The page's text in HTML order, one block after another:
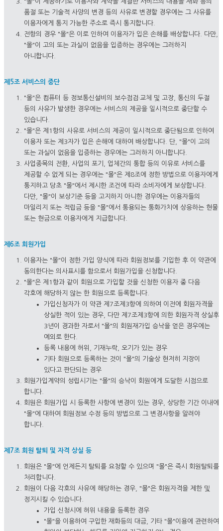
"몰"이 제공하기로 이용자와 계약을 체결한 서비스의 내용을 재화 등의
품절 또는 기술적 사양의 변경 등의 사유로 변경할 경우에는 그 사유를
이용자에게 통지 가능한 주소로 즉시 통지합니다.
전항의 경우 "몰"은 이로 인하여 이용자가 입은 손해를 배상합니다. 다만,
"몰"이 고의 또는 과실이 없음을 입증하는 경우에는 그러하지
아니합니다.
제5조 서비스의 중단
"몰"은 컴퓨터 등 정보통신설비의 보수점검·교체 및 고장, 통신의 두절
등의 사유가 발생한 경우에는 서비스의 제공을 일시적으로 중단할 수
있습니다.
"몰"은 제1항의 사유로 서비스의 제공이 일시적으로 중단됨으로 인하여
이용자 또는 제3자가 입은 손해에 대하여 배상합니다. 단, "몰"이 고의
또는 과실이 없음을 입증하는 경우에는 그러하지 아니합니다.
사업종목의 전환, 사업의 포기, 업체간의 통합 등의 이유로 서비스를
제공할 수 없게 되는 경우에는 "몰"은 제8조에 정한 방법으로 이용자에게
통지하고 당초 "몰"에서 제시한 조건에 따라 소비자에게 보상합니다.
다만, "몰"이 보상기준 등을 고지하지 아니한 경우에는 이용자들의
마일리지 또는 적립금 등을 "몰"에서 통용되는 통화가치에 상응하는 현물
또는 현금으로 이용자에게 지급합니다.
제6조 회원가입
이용자는 "몰"이 정한 가입 양식에 따라 회원정보를 기입한 후 이 약관에
동의한다는 의사표시를 함으로서 회원가입을 신청합니다.
"몰"은 제1항과 같이 회원으로 가입할 것을 신청한 이용자 중 다음
각호에 해당하지 않는 한 회원으로 등록합니다.
가입신청자가 이 약관 제7조제3항에 의하여 이전에 회원자격을
상실한 적이 있는 경우, 다만 제7조제3항에 의한 회원자격 상실후
3년이 경과한 자로서 "몰"의 회원재가입 승낙을 얻은 경우에는
예외로 한다.
등록 내용에 허위, 기재누락, 오기가 있는 경우
기타 회원으로 등록하는 것이 "몰"의 기술상 현저히 지장이
있다고 판단되는 경우
회원가입계약의 성립시기는 "몰"의 승낙이 회원에게 도달한 시점으로
합니다.
회원은 회원가입 시 등록한 사항에 변경이 있는 경우, 상당한 기간 이내에
"몰"에 대하여 회원정보 수정 등의 방법으로 그 변경사항을 알려야
합니다.
제7조 회원 탈퇴 및 자격 상실 등
회원은 "몰"에 언제든지 탈퇴를 요청할 수 있으며 "몰"은 즉시 회원탈퇴를
처리합니다.
회원이 다음 각호의 사유에 해당하는 경우, "몰"은 회원자격을 제한 및
정지시킬 수 있습니다.
가입 신청시에 허위 내용을 등록한 경우
"몰"을 이용하여 구입한 재화등의 대금, 기타 "몰"이용에 관련하여